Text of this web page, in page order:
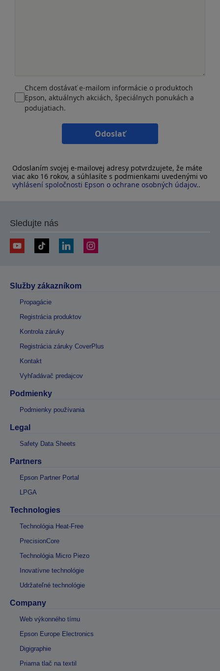
Chcem dostávať e-mailom informácie o produktoch
Epson, aktuálnych akciách, špeciálnych ponukách a
podujatiach.
Odoslať
Odoslaním svojej e-mailovej adresy potvrdzujete, že máte
viac ako 16 rokov, a súhlasíte s podmienkami uvedenými vo
vyhlásení spoločnosti Epson o ochrane osobných údajov..
Sledujte nás
Služby zákazníkom
Propagácie
Registrácia produktov
Kontrola záruky
Registrácia záruky CoverPlus
Kontakt
Vyhľadávač predajcov
Podmienky
Podmienky používania
Legal
Safety Data Sheets
Partners
Epson Partner Portal
LPGA
Technologies
Technológia Heat-Free
PrecisionCore
Technológia Micro Piezo
Inovatívne technológie
Udržateľné technológie
Company
Web výkonného tímu
Epson Europe Electronics
Digigraphie
Priama tlač na textil